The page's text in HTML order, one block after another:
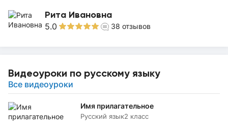
Рита Ивановна
5.0 38 отзывов
Видеоуроки по русскому языку
Все видеоуроки
Имя прилагательное
Русский язык2 класс